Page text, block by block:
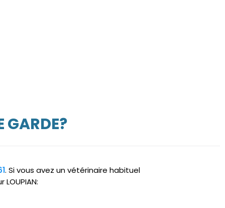
GARDE?
. Si vous avez un vétérinaire habituel